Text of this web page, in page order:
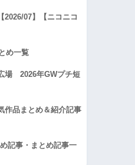
2026/07】【ニコニコ
め一覧
場 2026年GWプチ短
作品まとめ＆紹介記事
記事・まとめ記事一